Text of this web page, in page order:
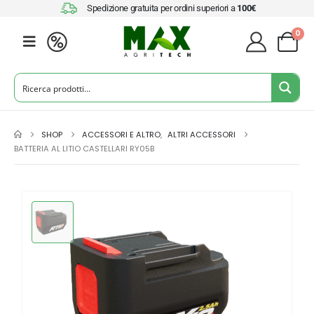
Spedizione gratuita per ordini superiori a 100€
0
SHOP ACCESSORI E ALTRO, ALTRI ACCESSORI
BATTERIA AL LITIO CASTELLARI RY05B